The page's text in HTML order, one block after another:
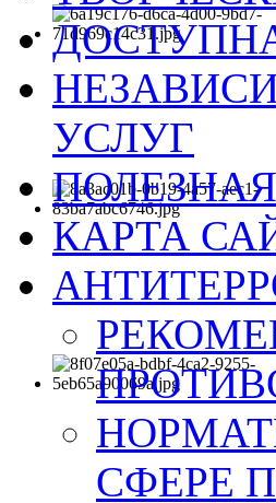
УСЛУГ
КАРТА
СФЕРЕ